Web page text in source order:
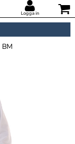
Logga in
BM